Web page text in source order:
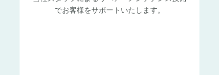
でお客様をサポートいたします。